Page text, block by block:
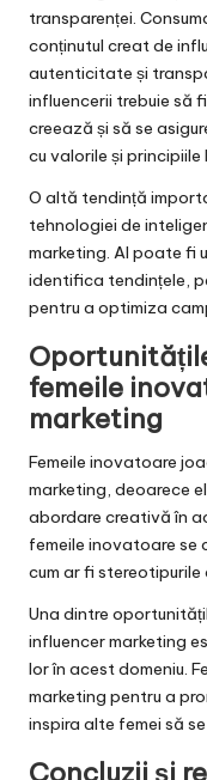
transparenței.
conținutul creat de
autenticitate și
influencerii trebuie să
creează și să se
cu valorile și principiile
O altă tendință
tehnologiei de
marketing. AI poate fi
identifica tendințele,
pentru a optimiza
femeile
marketing
Femeile inovatoare
marketing, deoarece
abordare creativă în
femeile inovatoare se
cum ar fi stereotipurile
Una dintre
influencer marketing
lor în acest domeniu.
marketing pentru a
inspira alte femei să
Concluzii și